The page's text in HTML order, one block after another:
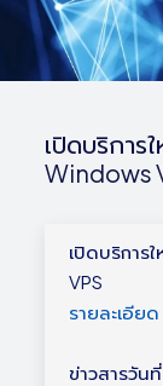
เปิดบริการ
Windows
เปิดบริการ
VPS
รายละเอีย
ข่าวสารวัน